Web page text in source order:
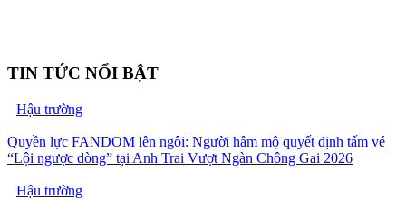
TIN TỨC NỔI BẬT
Hậu trường
Quyền lực FANDOM lên ngôi: Người hâm mộ quyết định tấm vé
“Lội ngược dòng” tại Anh Trai Vượt Ngàn Chông Gai 2026
Hậu trường